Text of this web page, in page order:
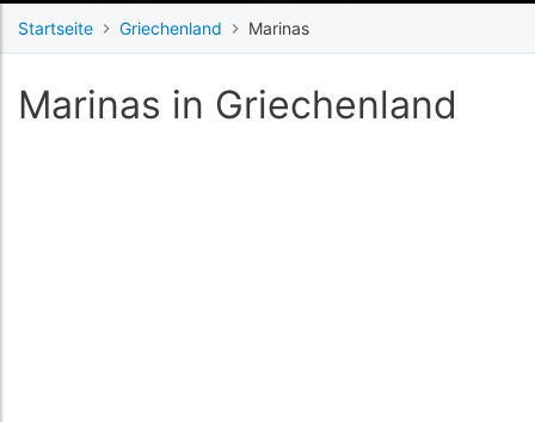
Startseite Griechenland Marinas
Marinas in Griechenland